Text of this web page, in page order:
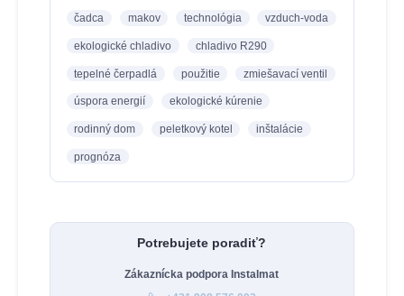
čadca makov technológia vzduch-voda
ekologické chladivo chladivo R290
tepelné čerpadlá použitie zmiešavací ventil
úspora energií ekologické kúrenie
rodinný dom peletkový kotel inštalácie
prognóza
Potrebujete poradiť?
Zákaznícka podpora Instalmat